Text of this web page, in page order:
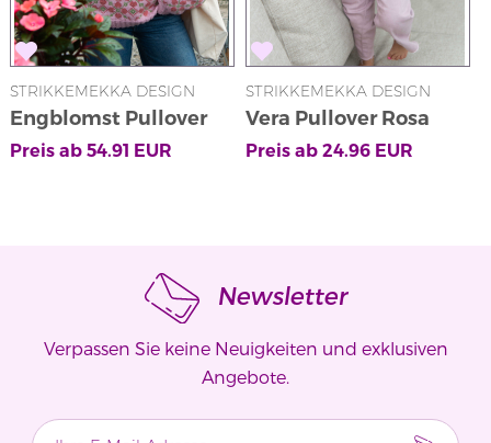
STRIKKEMEKKA DESIGN
Engblomst Pullover
Preis ab 54.91 EUR
STRIKKEMEKKA DESIGN
Vera Pullover Rosa
Preis ab 24.96EUR
Newsletter
Verpassen Sie keine Neuigkeiten und exklusiven
Angebote.